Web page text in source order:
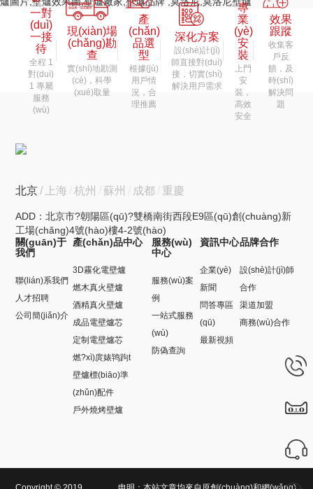
一對
(duì)
一接
待
全程 1
對(duì)
1 專屬
服務
(wù)
現(xiàn)場
(chǎng)勘
查
實(shí)地勘測
(cè)，科學
(xué)取量
產
(chǎn)
品選
型
根據(jù)
用戶情
況，合
理推薦
深化方案
設(shè)計(jì)
師直接對(duì)
接，切實(shí)
解決用戶需求
專
業
(yè)
安
裝
上門
安
裝，
高效
安全
效果
跟蹤
收集客
戶反
饋，及
時(shí)
解決問
題
北京 上海 杭州 蘇州 成都 重慶
ADD：北京市?朝陽區(qū)?雙橋南街西段E9區(qū)創(chuàng)新
工場(chǎng)4號(hào)樓4-2號(hào)
關(guān)于
我們
聯(lián)系我們
人才招聘
公司簡(jiǎn)介
產(chǎn)品中心
3D霧化電壁爐
燃木真火壁爐
酒精真火壁爐
成品電壁爐芯
定制電壁爐芯
燃?xì)庹婊鸨跔t
壁爐標(biāo)準
(zhǔn)配件
戶外燒烤壁爐
服務(wù)
中心
服務(wù)案
例
一站式服務
(wù)
防偽查詢
資訊中心
企業(yè)
新聞
問答專區
(qū)
最新視頻
品牌合作
設(shè)計(jì)師
合作
渠道加盟
商務(wù)合作